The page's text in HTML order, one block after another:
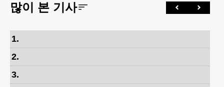
많이 본 기사
1.
2.
3.